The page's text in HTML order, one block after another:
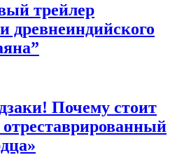
трейлер
древнеиндийского
Почему стоит